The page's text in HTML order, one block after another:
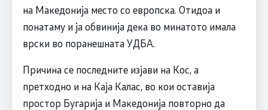
на Македонија место со европска. Отидоа и
понатаму и ја обвинија дека во минатото имала
врски во поранешната УДБА.
Причина се последните изјави на Кос, а
претходно и на Каја Калас, во кои оставија
простор Бугарија и Македонија повторно да